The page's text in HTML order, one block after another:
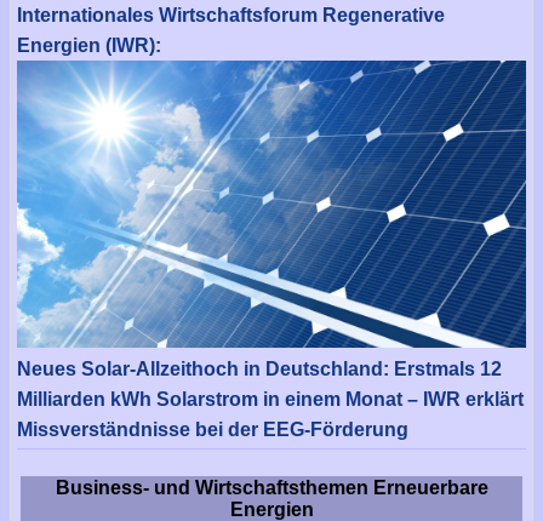
Internationales Wirtschaftsforum Regenerative
Energien (IWR):
Neues Solar-Allzeithoch in Deutschland: Erstmals 12
Milliarden kWh Solarstrom in einem Monat – IWR erklärt
Missverständnisse bei der EEG-Förderung
Business- und Wirtschaftsthemen Erneuerbare
Energien